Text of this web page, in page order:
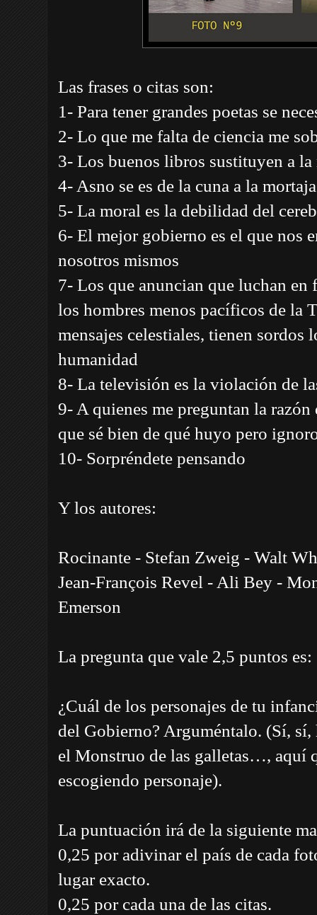
Las frases o citas son:
1- Para tener grandes poetas se
2- Lo que me falta de ciencia me
3- Los buenos libros sustituyen a
4- Asno se es de la cuna a la mortaja
5- La moral es la debilidad del
6- El mejor gobierno es el que nos
nosotros mismos
7- Los que anuncian que luchan en
los hombres menos pacíficos de la
mensajes celestiales, tienen sordos
humanidad
8- La televisión es la violación de
9- A quienes me preguntan la
que sé bien de qué huyo pero
10- Sorpréndete pensando
Y los autores:
Rocinante - Stefan Zweig - Walt
Jean-François Revel - Ali Bey -
Emerson
La pregunta que vale 2,5 puntos es:
¿Cuál de los personajes de tu
del Gobierno? Arguméntalo. (Sí,
el Monstruo de las galletas…, aquí
escogiendo personaje).
La puntuación irá de la siguiente
0,25 por adivinar el país de cada
lugar exacto.
0,25 por cada una de las citas.